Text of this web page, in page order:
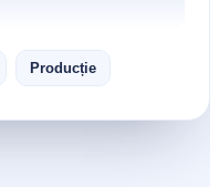
Producție